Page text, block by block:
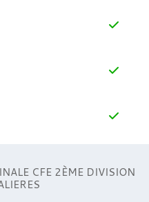
CFE 2ÈME DIVISION